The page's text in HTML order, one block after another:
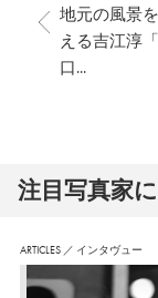
地元の風景
える吉江淳
口...
注⽬写真家
ARTICLES ／ インタヴュー